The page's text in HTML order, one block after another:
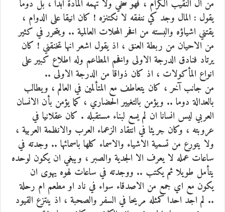
من آل النقيب الكرام ، فهو سخي ولا تهمه المادة ابدا ، بل دوما
يقول : المال وجد كي ننفقه لا نكتنزه ! كان انيقا على الدوام ،
يقتني اشياؤه والبسته من افخر المحلات العالمية .. ويتحرر في كثير
من الاحيان من ربطة العنق ، اذ يقول اشعر انها تخنقني ! كان
يرتاد فنادق الدرجة الاولى وافخم المطاعم وله اطلاع كبير على
انواع المأكولات ، اذ كان ذواقا من الدرجة الاولى ..
من جانب آخر ، كان يتعاطف مع المتألمين في العالم ، ويطالب
بالعدالة دوما .. ويؤمن بالتغيير الحضاري ، كما يؤمن بأن الانسان
العربي ليس انسانا ان لم يسع لبناء مستقبله . كان عقلانيا في
عروبته ، وكان جريئا في انتقاد الزعماء العرب والانظمة العربية ،
ولا يتورع من تسمية الاشياء والاسماء كلها باسمائها .. وجدته في
ساعات عمله لا يعرف الا الجدية والصبر ، ويبغي ان يكون لوحده
يتأمل طويلا ثم يكتب .. ووجدته في ساعات لهوه يهوى ان
يكون مع اي جمع من الاصدقاء سواء في ناد او مطعم ام رحلة
.. لم اجد احدا كمثله مريحا في السفر والصحبة ، اذ ينتزع القيود